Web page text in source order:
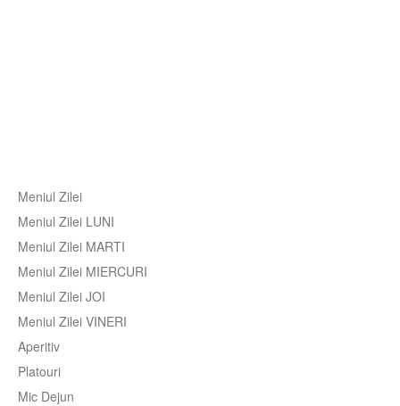
Meniul Zilei
Meniul Zilei LUNI
Meniul Zilei MARTI
Meniul Zilei MIERCURI
Meniul Zilei JOI
Meniul Zilei VINERI
Aperitiv
Platouri
Mic Dejun